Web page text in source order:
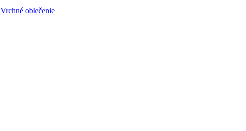
Vrchné oblečenie